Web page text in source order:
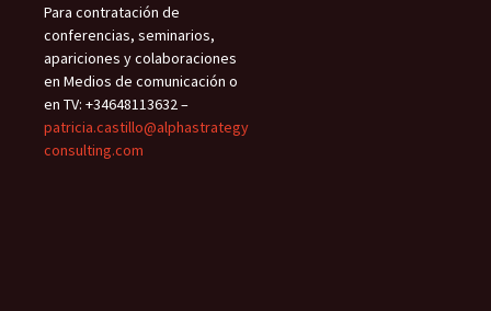
Para contratación de
conferencias, seminarios,
apariciones y colaboraciones
en Medios de comunicación o
en TV: +34648113632 –
patricia.castillo@alphastrategy
consulting.com